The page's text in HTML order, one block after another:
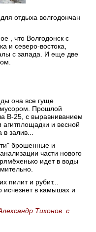
отдыха волгодончан
, что Волгодонск с
и северо-востока,
с запада. И еще две
она все гуще
мусором. Прошлой
В-25, с выравниванием
и весной
залив...
брошенные и
части нового
идет в воды
пилит и рубит...
исчезнет в камышах и
Тихонов с